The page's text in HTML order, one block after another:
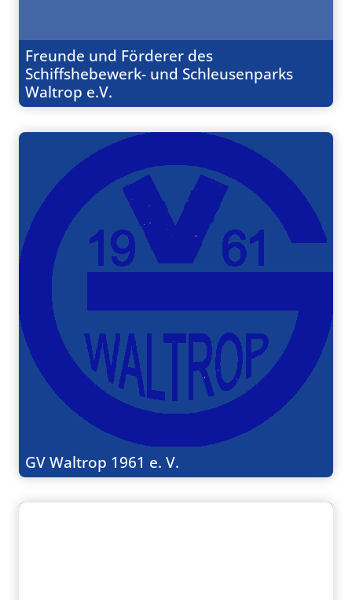
Freunde und Förderer des
Schiffshebewerk- und Schleusenparks
Waltrop e.V.
GV Waltrop 1961 e. V.